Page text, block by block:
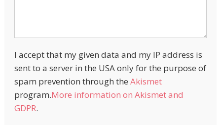
I accept that my given data and my IP address is
sent to a server in the USA only for the purpose of
spam prevention through the Akismet
program.More information on Akismet and
GDPR.